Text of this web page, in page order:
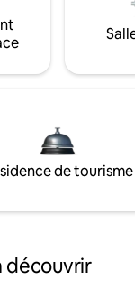
de tourisme
découvrir